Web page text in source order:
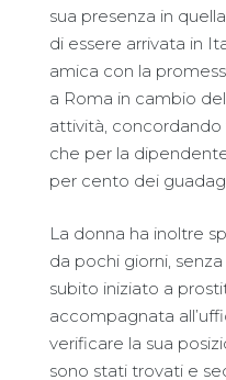
sua presenza in
di essere arrivata in
amica con la
a Roma in cambio
attività, concordando
che per la
per cento dei
La donna ha inoltre
da pochi giorni,
subito iniziato a
accompagnata
verificare la sua
sono stati trovati e